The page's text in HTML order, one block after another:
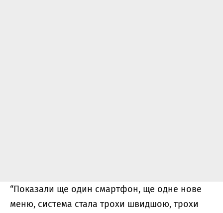
“Показали ще один смартфон, ще одне нове
меню, система стала трохи швидшою, трохи